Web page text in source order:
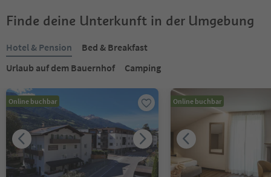
Finde deine Unterkunft in der Umgebung
Hotel & Pension
Bed & Breakfast
Urlaub auf dem Bauernhof
Camping
Online buchbar Online buchbar